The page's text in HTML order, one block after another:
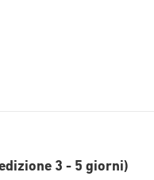
3 - 5 giorni)